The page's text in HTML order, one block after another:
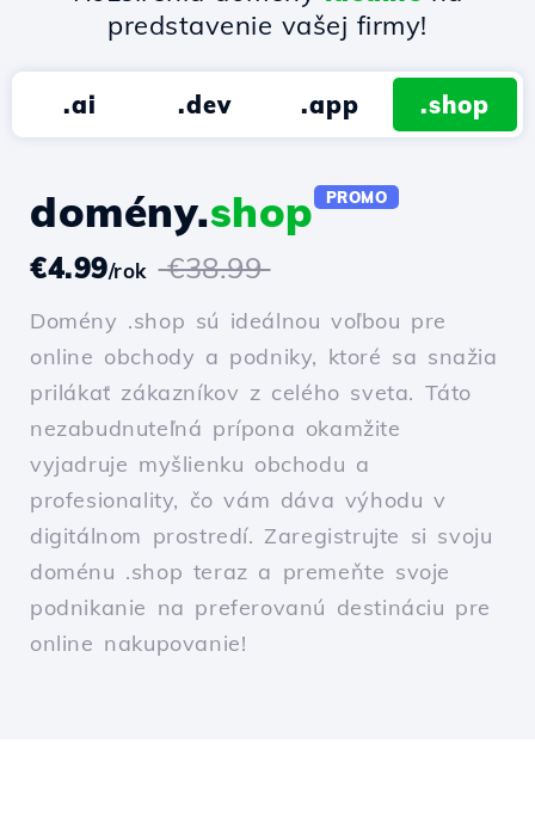
predstavenie vašej firmy!
.ai .dev .app .shop
domény.shop PROMO
€4.99/rok €38.99
Domény .shop sú ideálnou voľbou pre
online obchody a podniky, ktoré sa snažia
prilákať zákazníkov z celého sveta. Táto
nezabudnuteľná prípona okamžite
vyjadruje myšlienku obchodu a
profesionality, čo vám dáva výhodu v
digitálnom prostredí. Zaregistrujte si svoju
doménu .shop teraz a premeňte svoje
podnikanie na preferovanú destináciu pre
online nakupovanie!